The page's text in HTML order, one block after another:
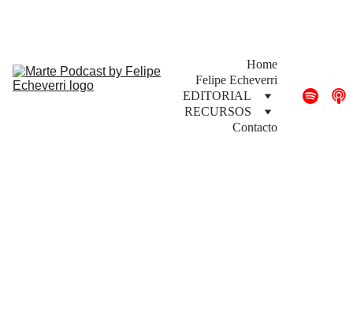
Home
Felipe Echeverri
EDITORIAL
RECURSOS
Contacto